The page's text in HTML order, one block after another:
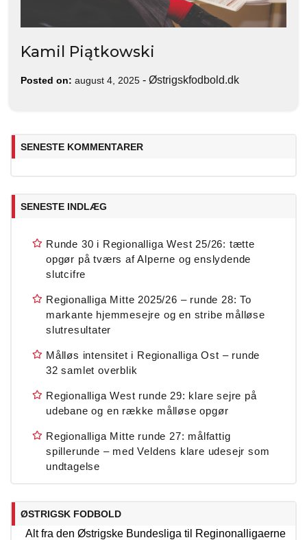
Kamil Piątkowski
Posted on: august 4, 2025 - Østrigskfodbold.dk
SENESTE KOMMENTARER
SENESTE INDLÆG
Runde 30 i Regionalliga West 25/26: tætte
opgør på tværs af Alperne og enslydende
slutcifre
Regionalliga Mitte 2025/26 – runde 28: To
markante hjemmesejre og en stribe målløse
slutresultater
Målløs intensitet i Regionalliga Ost – runde
32 samlet overblik
Regionalliga West runde 29: klare sejre på
udebane og en række målløse opgør
Regionalliga Mitte runde 27: målfattig
spillerunde – med Veldens klare udesejr som
undtagelse
ØSTRIGSK FODBOLD
Alt fra den Østrigske Bundesliga til Reginonalligaerne